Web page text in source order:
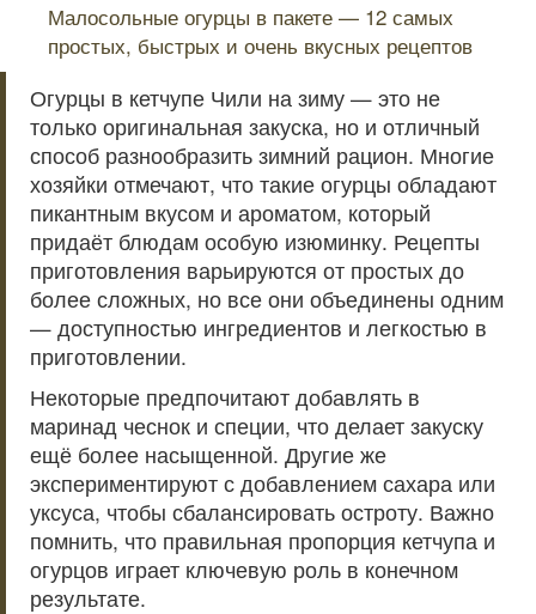
Малосольные огурцы в пакете — 12 самых
простых, быстрых и очень вкусных рецептов
Огурцы в кетчупе Чили на зиму — это не
только оригинальная закуска, но и отличный
способ разнообразить зимний рацион. Многие
хозяйки отмечают, что такие огурцы обладают
пикантным вкусом и ароматом, который
придаёт блюдам особую изюминку. Рецепты
приготовления варьируются от простых до
более сложных, но все они объединены одним
— доступностью ингредиентов и легкостью в
приготовлении.
Некоторые предпочитают добавлять в
маринад чеснок и специи, что делает закуску
ещё более насыщенной. Другие же
экспериментируют с добавлением сахара или
уксуса, чтобы сбалансировать остроту. Важно
помнить, что правильная пропорция кетчупа и
огурцов играет ключевую роль в конечном
результате.